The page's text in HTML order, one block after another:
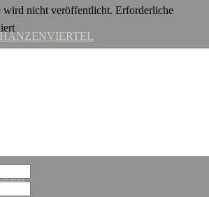
wird nicht veröffentlicht. Erforderliche